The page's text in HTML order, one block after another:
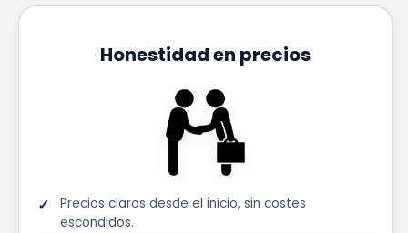
Honestidad en precios
Precios claros desde el inicio, sin costes
escondidos.